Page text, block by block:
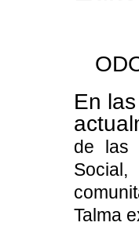
En
de las
Talma